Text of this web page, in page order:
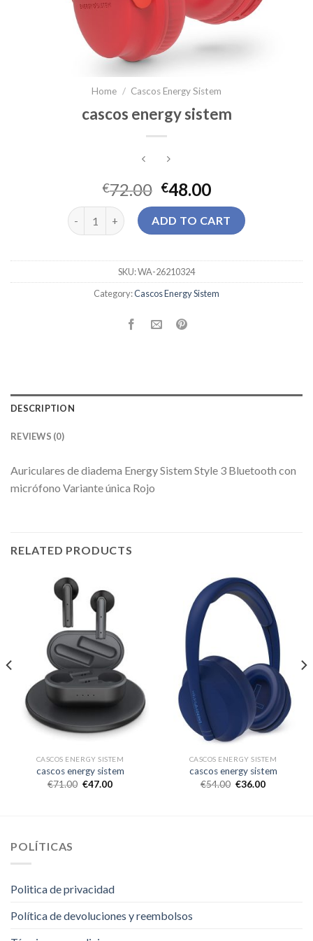
Home / Cascos Energy Sistem
cascos energy sistem
€72.00 €48.00
cascos energy sistem quantity
ADD TO CART
SKU:WA-26210324
Category:Cascos Energy Sistem
DESCRIPTION
REVIEWS (0)
Auriculares de diadema Energy Sistem Style 3 Bluetooth con
micrófono Variante única Rojo
RELATED PRODUCTS
CASCOS ENERGY SISTEM
cascos energy sistem
€71.00 €47.00
CASCOS ENERGY SISTEM
cascos energy sistem
€54.00 €36.00
POLÍTICAS
Politica de privacidad
Política de devoluciones y reembolsos